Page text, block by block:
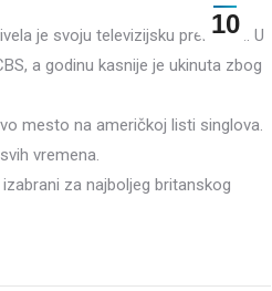
10
je svoju televizijsku premijeru. U
a godinu kasnije je ukinuta zbog
mesto na američkoj listi singlova.
vremena.
za najboljeg britanskog